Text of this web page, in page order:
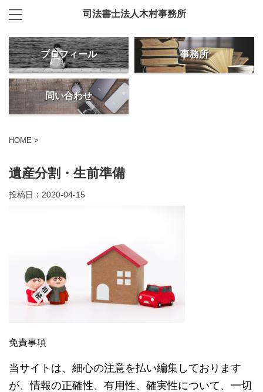
司法書士法人木村事務所
プロフィール 事務所
問い合わせ
HOME >
遺産分割・生前準備
投稿日： 2020-04-15
免責事項
当サイトは、細心の注意を払い編集しております
が、情報の正確性、有用性、確実性について、一切